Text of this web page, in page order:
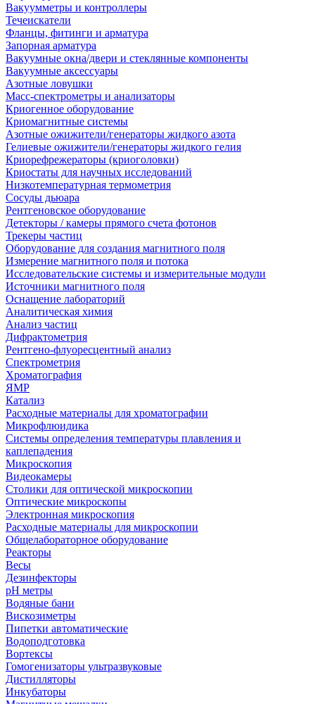
Вакуумметры и контроллеры
Течеискатели
Фланцы, фитинги и арматура
Запорная арматура
Вакуумные окна/двери и стеклянные компоненты
Вакуумные аксессуары
Азотные ловушки
Масс-спектрометры и анализаторы
Криогенное оборудование
Криомагнитные системы
Азотные ожижители/генераторы жидкого азота
Гелиевые ожижители/генераторы жидкого гелия
Криорефрежераторы (криоголовки)
Криостаты для научных исследований
Низкотемпературная термометрия
Сосуды дьюара
Рентгеновское оборудование
Детекторы / камеры прямого счета фотонов
Трекеры частиц
Оборудование для создания магнитного поля
Измерение магнитного поля и потока
Исследовательские системы и измерительные модули
Источники магнитного поля
Оснащение лабораторий
Аналитическая химия
Анализ частиц
Дифрактометрия
Рентгено-флуоресцентный анализ
Спектрометрия
Хроматография
ЯМР
Катализ
Расходные материалы для хроматографии
Микрофлюидика
Системы определения температуры плавления и
каплепадения
Микроскопия
Видеокамеры
Столики для оптической микроскопии
Оптические микроскопы
Электронная микроскопия
Расходные материалы для микроскопии
Общелабораторное оборудование
Реакторы
Весы
Дезинфекторы
рН метры
Водяные бани
Вискозиметры
Пипетки автоматические
Водоподготовка
Вортексы
Гомогенизаторы ультразвуковые
Дистилляторы
Инкубаторы